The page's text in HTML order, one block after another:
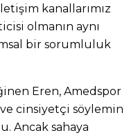
kanallarımız
olmanın aynı
bir sorumluluk
Eren, Amedspor
cinsiyetçi söylemin
Ancak sahaya